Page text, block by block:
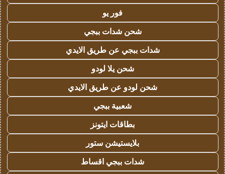
فور يو
شحن شدات ببجي
شدات ببجي عن طريق الايدي
شحن يلا لودو
شحن لودو عن طريق الايدي
شعبية ببجي
بطاقات ايتونز
بلايستيشن ستور
شدات ببجي اقساط